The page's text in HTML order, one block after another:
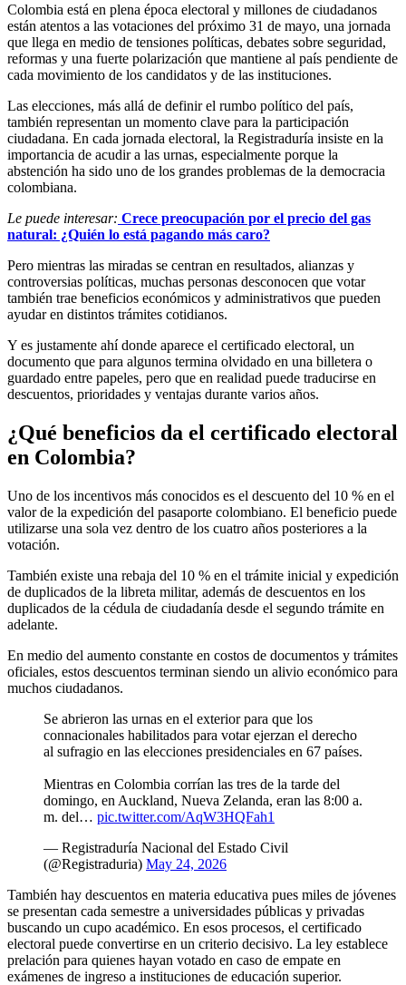
Colombia está en plena época electoral y millones de ciudadanos
están atentos a las votaciones del próximo 31 de mayo, una jornada
que llega en medio de tensiones políticas, debates sobre seguridad,
reformas y una fuerte polarización que mantiene al país pendiente de
cada movimiento de los candidatos y de las instituciones.
Las elecciones, más allá de definir el rumbo político del país,
también representan un momento clave para la participación
ciudadana. En cada jornada electoral, la Registraduría insiste en la
importancia de acudir a las urnas, especialmente porque la
abstención ha sido uno de los grandes problemas de la democracia
colombiana.
Le puede interesar: Crece preocupación por el precio del gas
natural: ¿Quién lo está pagando más caro?
Pero mientras las miradas se centran en resultados, alianzas y
controversias políticas, muchas personas desconocen que votar
también trae beneficios económicos y administrativos que pueden
ayudar en distintos trámites cotidianos.
Y es justamente ahí donde aparece el certificado electoral, un
documento que para algunos termina olvidado en una billetera o
guardado entre papeles, pero que en realidad puede traducirse en
descuentos, prioridades y ventajas durante varios años.
¿Qué beneficios da el certificado electoral
en Colombia?
Uno de los incentivos más conocidos es el descuento del 10 % en el
valor de la expedición del pasaporte colombiano. El beneficio puede
utilizarse una sola vez dentro de los cuatro años posteriores a la
votación.
También existe una rebaja del 10 % en el trámite inicial y expedición
de duplicados de la libreta militar, además de descuentos en los
duplicados de la cédula de ciudadanía desde el segundo trámite en
adelante.
En medio del aumento constante en costos de documentos y trámites
oficiales, estos descuentos terminan siendo un alivio económico para
muchos ciudadanos.
Se abrieron las urnas en el exterior para que los
connacionales habilitados para votar ejerzan el derecho
al sufragio en las elecciones presidenciales en 67 países.
Mientras en Colombia corrían las tres de la tarde del
domingo, en Auckland, Nueva Zelanda, eran las 8:00 a.
m. del… pic.twitter.com/AqW3HQFah1
— Registraduría Nacional del Estado Civil
(@Registraduria) May 24, 2026
También hay descuentos en materia educativa pues miles de jóvenes
se presentan cada semestre a universidades públicas y privadas
buscando un cupo académico. En esos procesos, el certificado
electoral puede convertirse en un criterio decisivo. La ley establece
prelación para quienes hayan votado en caso de empate en
exámenes de ingreso a instituciones de educación superior.